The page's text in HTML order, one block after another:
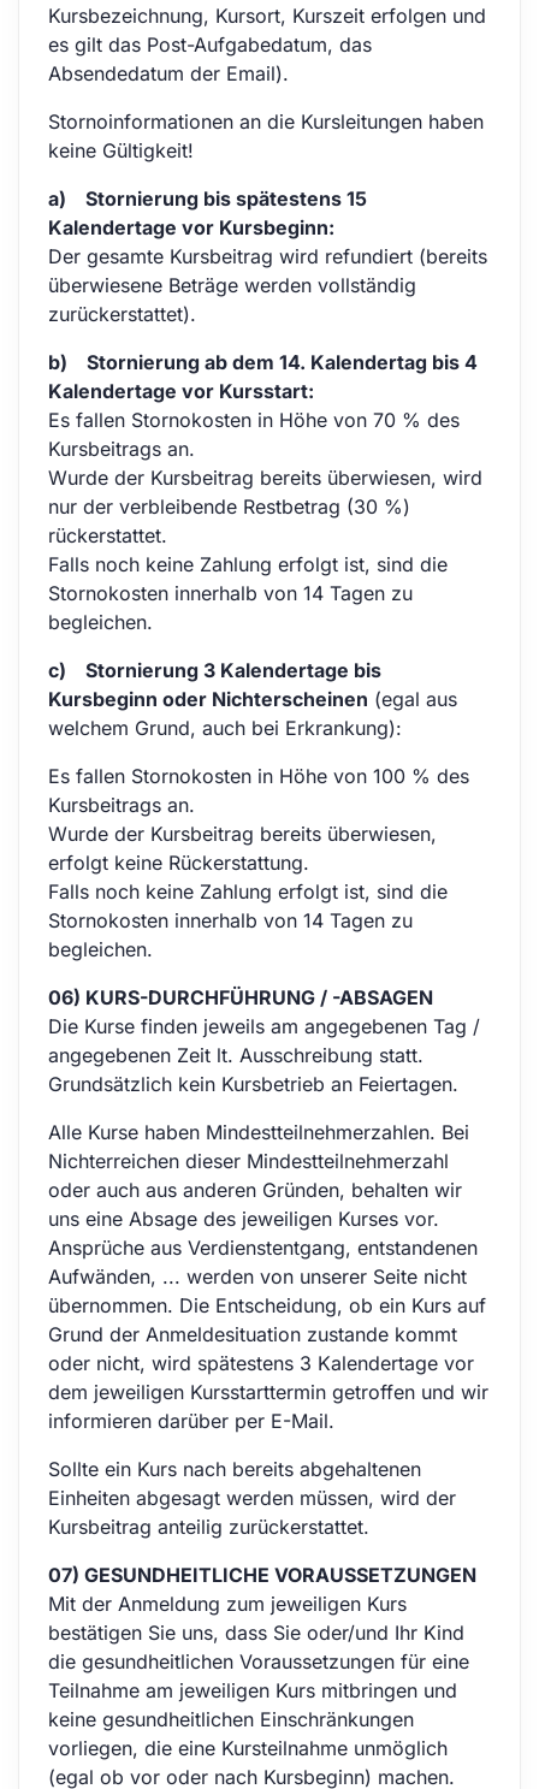
Kursbezeichnung, Kursort, Kurszeit erfolgen und
es gilt das Post-Aufgabedatum, das
Absendedatum der Email).
Stornoinformationen an die Kursleitungen haben
keine Gültigkeit!
a) Stornierung bis spätestens 15
Kalendertage vor Kursbeginn:
Der gesamte Kursbeitrag wird refundiert (bereits
überwiesene Beträge werden vollständig
zurückerstattet).
b) Stornierung ab dem 14. Kalendertag bis 4
Kalendertage vor Kursstart:
Es fallen Stornokosten in Höhe von 70 % des
Kursbeitrags an.
Wurde der Kursbeitrag bereits überwiesen, wird
nur der verbleibende Restbetrag (30 %)
rückerstattet.
Falls noch keine Zahlung erfolgt ist, sind die
Stornokosten innerhalb von 14 Tagen zu
begleichen.
c) Stornierung 3 Kalendertage bis
Kursbeginn oder Nichterscheinen (egal aus
welchem Grund, auch bei Erkrankung):
Es fallen Stornokosten in Höhe von 100 % des
Kursbeitrags an.
Wurde der Kursbeitrag bereits überwiesen,
erfolgt keine Rückerstattung.
Falls noch keine Zahlung erfolgt ist, sind die
Stornokosten innerhalb von 14 Tagen zu
begleichen.
06) KURS-DURCHFÜHRUNG / -ABSAGEN
Die Kurse finden jeweils am angegebenen Tag /
angegebenen Zeit lt. Ausschreibung statt.
Grundsätzlich kein Kursbetrieb an Feiertagen.
Alle Kurse haben Mindestteilnehmerzahlen. Bei
Nichterreichen dieser Mindestteilnehmerzahl
oder auch aus anderen Gründen, behalten wir
uns eine Absage des jeweiligen Kurses vor.
Ansprüche aus Verdienstentgang, entstandenen
Aufwänden, ... werden von unserer Seite nicht
übernommen. Die Entscheidung, ob ein Kurs auf
Grund der Anmeldesituation zustande kommt
oder nicht, wird spätestens 3 Kalendertage vor
dem jeweiligen Kursstarttermin getroffen und wir
informieren darüber per E-Mail.
Sollte ein Kurs nach bereits abgehaltenen
Einheiten abgesagt werden müssen, wird der
Kursbeitrag anteilig zurückerstattet.
07) GESUNDHEITLICHE VORAUSSETZUNGEN
Mit der Anmeldung zum jeweiligen Kurs
bestätigen Sie uns, dass Sie oder/und Ihr Kind
die gesundheitlichen Voraussetzungen für eine
Teilnahme am jeweiligen Kurs mitbringen und
keine gesundheitlichen Einschränkungen
vorliegen, die eine Kursteilnahme unmöglich
(egal ob vor oder nach Kursbeginn) machen.